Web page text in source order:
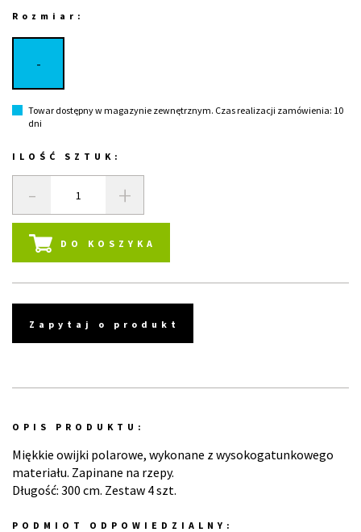
Rozmiar:
-
Towar dostępny w magazynie zewnętrznym. Czas realizacji zamówienia: 10
dni
ILOŚĆ SZTUK:
- +
DO KOSZYKA
Zapytaj o produkt
OPIS PRODUKTU:
Miękkie owijki polarowe, wykonane z wysokogatunkowego
materiału. Zapinane na rzepy.
Długość: 300 cm. Zestaw 4 szt.
PODMIOT ODPOWIEDZIALNY: